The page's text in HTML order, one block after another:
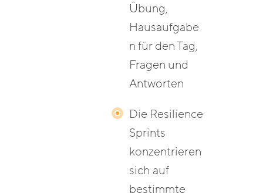
Übung,
Hausaufgabe
n für den Tag,
Fragen und
Antworten
Die Resilience
Sprints
konzentrieren
sich auf
bestimmte